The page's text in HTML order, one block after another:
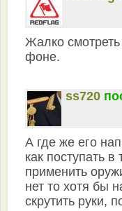
Жалко
фоне.
ss720
А где же его
как поступать
применить
нет то хотя бы
скрутить руки,